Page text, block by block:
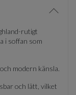
Visa/
rutigt
i soffan som
modern känsla.
och lätt, vilket